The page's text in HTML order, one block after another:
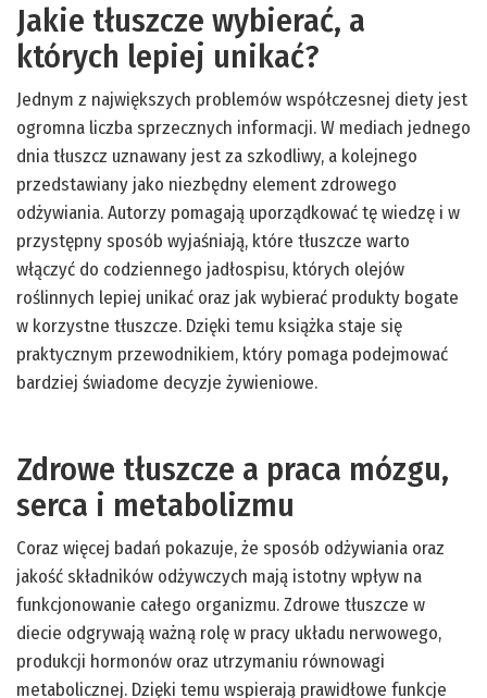
Jakie tłuszcze wybierać, a
których lepiej unikać?
Jednym z największych problemów współczesnej diety jest
ogromna liczba sprzecznych informacji. W mediach jednego
dnia tłuszcz uznawany jest za szkodliwy, a kolejnego
przedstawiany jako niezbędny element zdrowego
odżywiania. Autorzy pomagają uporządkować tę wiedzę i w
przystępny sposób wyjaśniają, które tłuszcze warto
włączyć do codziennego jadłospisu, których olejów
roślinnych lepiej unikać oraz jak wybierać produkty bogate
w korzystne tłuszcze. Dzięki temu książka staje się
praktycznym przewodnikiem, który pomaga podejmować
bardziej świadome decyzje żywieniowe.
Zdrowe tłuszcze a praca mózgu,
serca i metabolizmu
Coraz więcej badań pokazuje, że sposób odżywiania oraz
jakość składników odżywczych mają istotny wpływ na
funkcjonowanie całego organizmu. Zdrowe tłuszcze w
diecie odgrywają ważną rolę w pracy układu nerwowego,
produkcji hormonów oraz utrzymaniu równowagi
metabolicznej. Dzięki temu wspierają prawidłowe funkcje